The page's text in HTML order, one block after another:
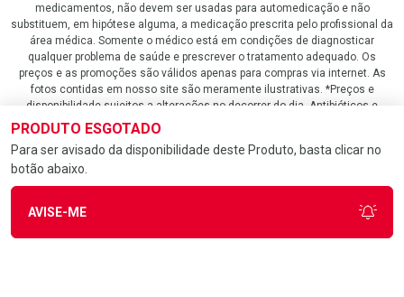
PRODUTO ESGOTADO
Para ser avisado da disponibilidade deste Produto, basta clicar no
botão abaixo.
AVISE-ME
medicamentos, não devem ser usadas para automedicação e não
substituem, em hipótese alguma, a medicação prescrita pelo profissional da
área médica. Somente o médico está em condições de diagnosticar
qualquer problema de saúde e prescrever o tratamento adequado. Os
preços e as promoções são válidos apenas para compras via internet. As
fotos contidas em nosso site são meramente ilustrativas. *Preços e
disponibilidade sujeitos a alterações no decorrer do dia. Antibióticos e
antimicrobianos vendas apenas em lojas físicas ou televendas. Portaria nº
344 - 01/02/1999 - Ministério da Saúde. Horário de funcionamento Central
de Vendas e Atendimento ao Cliente 4020 4404 ou 0800 282 10 10 de
LGPD Aceite os Cookies